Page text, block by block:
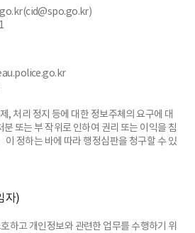
, 처리 정지 등에 대한 정보주체의 요구에 대
또는 부 작위로 인하여 권리 또는 이익을 침
이 정하는 바에 따라 행정심판을 청구할 수 있
자)
하고 개인정보와 관련한 업무를 수행하기 위